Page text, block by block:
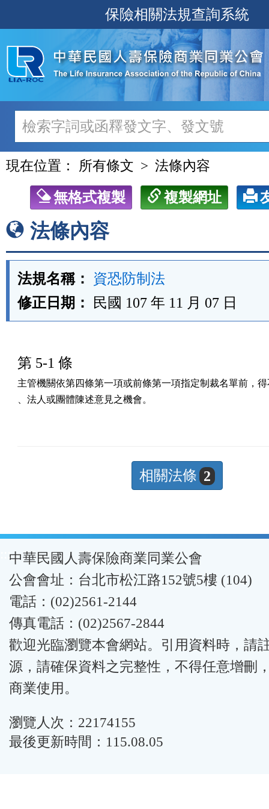
至
主
內
容
保險相關法規查詢系統
現在位置： 所有條文 法條內容
無格式複製 複製網址
法條內容
法規名稱：
資恐防制法
修正日期：
民國 107 年 11 月 07 日
第 5-1 條
主管機關依第四條第一項或前條第一項指定制裁名單前，
、法人或團體陳述意見之機會。
相關法條 2
:::中華民國人壽保險商業同業公會
公會會址：台北市松江路152號5樓 (104)
電話：(02)2561-2144
傳真電話：(02)2567-2844
歡迎光臨瀏覽本會網站。引用資料時，請
源，請確保資料之完整性，不得任意增刪
商業使用。
瀏覽人次：22174155
最後更新時間：115.08.05